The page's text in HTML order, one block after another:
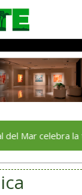
la tradición